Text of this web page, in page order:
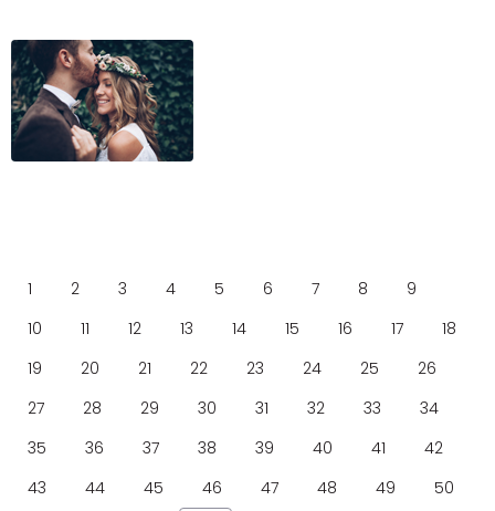
1 2 3 4 5 6 7 8
9
10
11 12 13 14 15 16 17
18
19
20 21 22 23 24 25
26
27
28 29 30 31 32 33
34
35
36 37 38 39 40 41
42
43
44 45 46 47 48 49
50